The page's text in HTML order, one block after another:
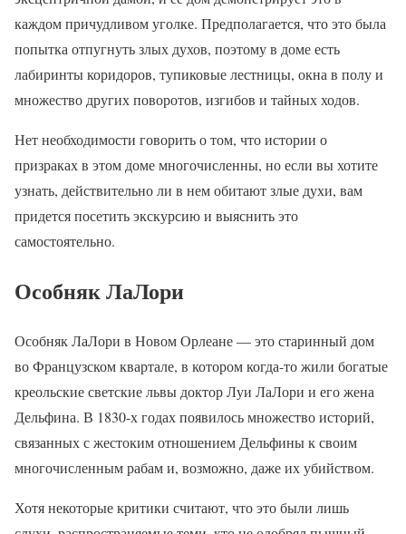
каждом причудливом уголке. Предполагается, что это была
попытка отпугнуть злых духов, поэтому в доме есть
лабиринты коридоров, тупиковые лестницы, окна в полу и
множество других поворотов, изгибов и тайных ходов.
Нет необходимости говорить о том, что истории о
призраках в этом доме многочисленны, но если вы хотите
узнать, действительно ли в нем обитают злые духи, вам
придется посетить экскурсию и выяснить это
самостоятельно.
Особняк ЛаЛори
Особняк ЛаЛори в Новом Орлеане — это старинный дом
во Французском квартале, в котором когда-то жили богатые
креольские светские львы доктор Луи ЛаЛори и его жена
Дельфина. В 1830-х годах появилось множество историй,
связанных с жестоким отношением Дельфины к своим
многочисленным рабам и, возможно, даже их убийством.
Хотя некоторые критики считают, что это были лишь